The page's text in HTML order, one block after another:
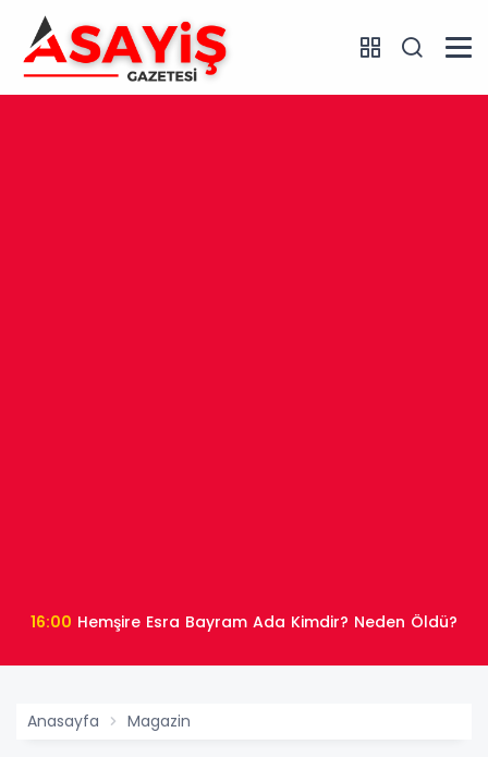
16:00 Hemşire Esra Bayram Ada Kimdir? Neden Öldü?
Anasayfa Magazin